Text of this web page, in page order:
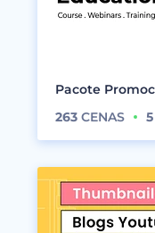
Pacote
263 CENAS 5